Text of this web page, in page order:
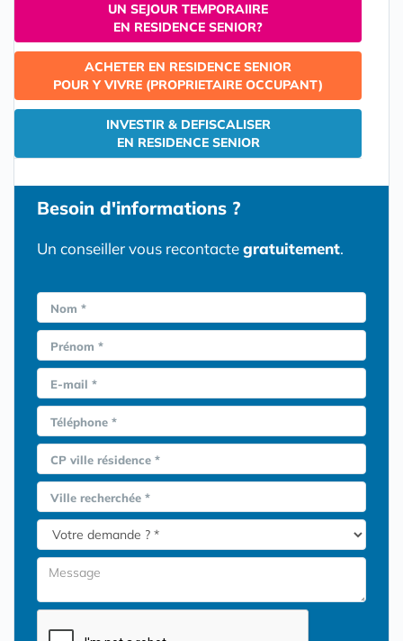
UN SEJOUR TEMPORAIIRE
EN RESIDENCE SENIOR?
ACHETER EN RESIDENCE SENIOR
POUR Y VIVRE (PROPRIETAIRE OCCUPANT)
INVESTIR & DEFISCALISER
EN RESIDENCE SENIOR
Besoin d'informations ?
Un conseiller vous recontactegratuitement.
Nom *
Prénom *
E-mail *
Téléphone *
CP ville résidence *
Ville recherchée *